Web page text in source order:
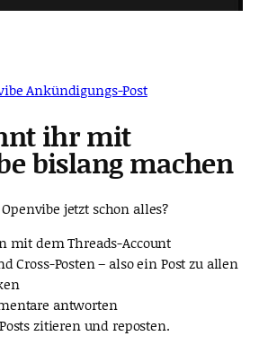
Ankündigungs-Post
ihr mit
bislang machen
jetzt schon alles?
mit dem Threads-Account
Cross-Posten – also ein Post zu allen
antworten
zitieren und reposten.